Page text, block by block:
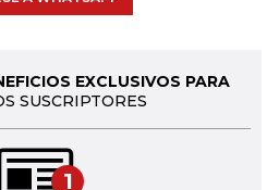
EXCLUSIVOS PARA
SUSCRIPTORES
1